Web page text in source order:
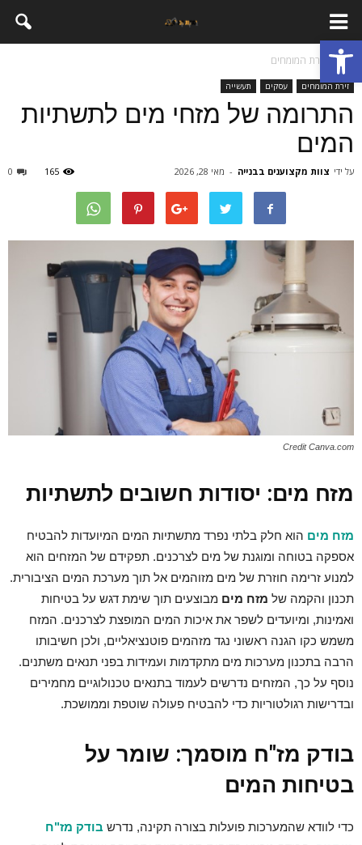
פתח סרגל נגישות
בית זירת המומחים
זירת המומחים עסקים תעשייה
התרומה של מזחי מים לתשתיות
המים
על ידי צוות מקצוענים בבנייה - מאי 28, 2026 0 165
Credit Canva.com
מזח מים: יסודות חשובים לתשתיות
מזח מים הוא חלק בלתי נפרד מתשתיות המים המיועדות להבטיח
אספקה בטוחה ומוגנת של מים לצרכנים. תפקידם של המזחים הוא
למנוע זרימה חוזרת של מים מזוהמים אל תוך מערכת המים הציבורית.
תכנון והקמה של מזח מים מבוצעים תוך שימת דגש על בטיחות
ואמינות, ומיועדים לשפר את איכות המים המופצת לצרכנים. המזח
משמש כקו הגנה ראשוני נגד מזהמים פוטנציאליים, ולכן חשיבותו
הרבה בתכנון מערכות מים מתקדמות ועמידות בפני תנאים משתנים.
נוסף על כך, המזחים נדרשים לעמוד בתנאים טכנולוגיים מחמירים
ובדרישות רגולטוריות כדי להבטיח פעולה שוטפת וממושכת.
בודק מז"ח מוסמך: שומר על
בטיחות המים
כדי לוודא שהמערכות פועלות בצורה תקינה, נדרש בודק מז"ח